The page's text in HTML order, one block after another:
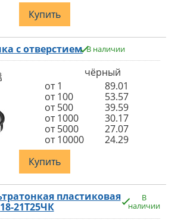
Купить
с отверстием В наличии
чёрный
от 1
89.01
от 100
53.57
от 500
39.59
от 1000
30.17
от 5000
27.07
от 10000
24.29
Купить
пластиковая
18-21Т25ЧК
В
наличии